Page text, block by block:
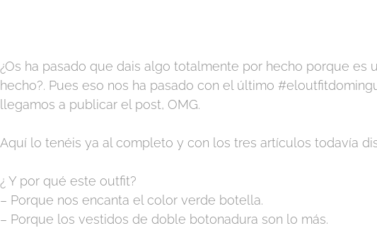
¿Os ha pasado que dais algo totalmente por hecho porque
hecho?. Pues eso nos ha pasado con el último
llegamos a publicar el post, OMG.
Aquí lo tenéis ya al completo y con los tres artículos todavía
¿ Y por qué este outfit?
– Porque nos encanta el color verde botella.
– Porque los vestidos de doble botonadura son lo más.